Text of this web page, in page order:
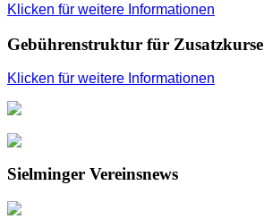
Klicken für weitere Informationen
Gebührenstruktur für Zusatzkurse
Klicken für weitere Informationen
Sielminger Vereinsnews